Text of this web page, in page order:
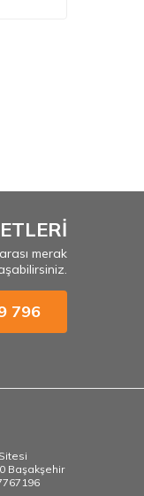
merak
796
Başakşehir